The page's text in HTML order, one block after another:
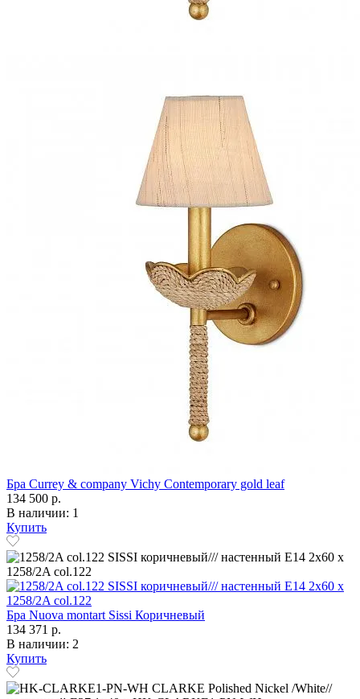
Бра Currey & company Vichy Contemporary gold leaf
134 500 р.
В наличии: 1
Купить
Бра Nuova montart Sissi Коричневый
134 371 р.
В наличии: 2
Купить